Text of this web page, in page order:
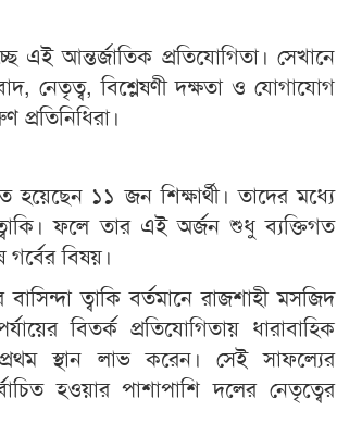
আন্তর্জাতিক প্রতিযোগিতা। সেখানে
নেতৃত্ব, বিশ্লেষণী দক্ষতা ও যোগাযোগ
হয়েছেন ১১ জন শিক্ষার্থী। তাদের মধ্যে
ফলে তার এই অর্জন শুধু ব্যক্তিগত
বিষয়।
ত্বাকি বর্তমানে রাজশাহী মসজিদ
বিতর্ক প্রতিযোগিতায় ধারাবাহিক
স্থান লাভ করেন। সেই সাফল্যের
হওয়ার পাশাপাশি দলের নেতৃত্বের